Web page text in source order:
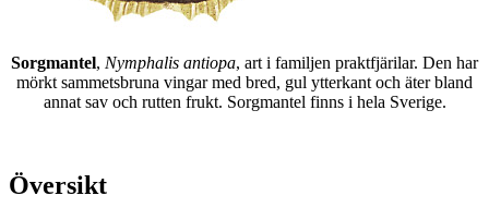
Sorgmantel, Nymphalis antiopa, art i familjen praktfjärilar. Den har
mörkt sammetsbruna vingar med bred, gul ytterkant och äter bland
annat sav och rutten frukt. Sorgmantel finns i hela Sverige.
Översikt